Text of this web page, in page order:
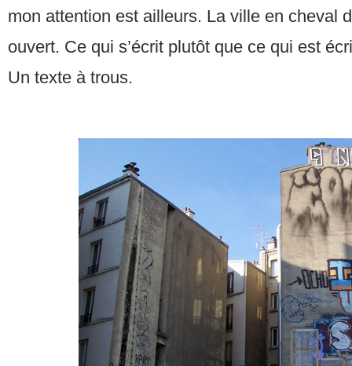
mon attention est ailleurs. La ville en cheval
ouvert. Ce qui s’écrit plutôt que ce qui est
Un texte à trous.